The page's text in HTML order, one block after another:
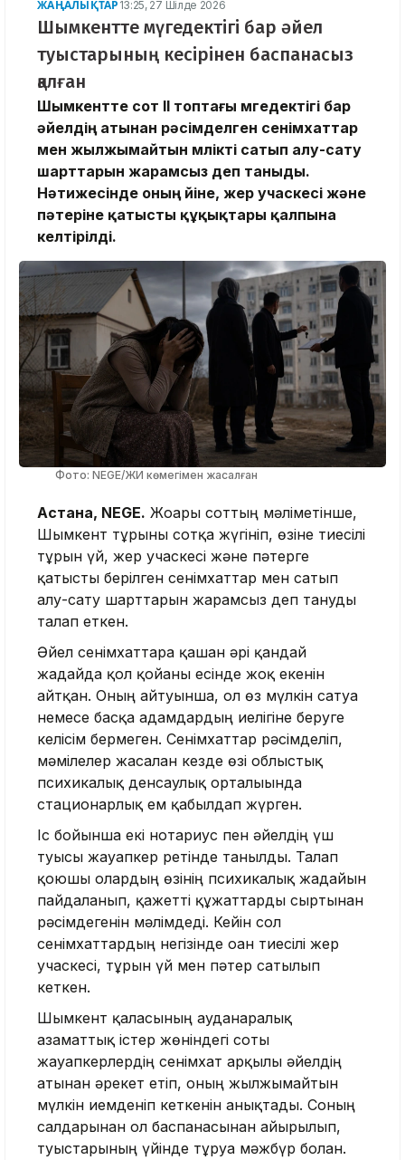
ЖАҢАЛЫҚТАР 13:25, 27 Шілде 2026
Шымкентте мүгедектігі бар әйел
туыстарының кесірінен баспанасыз
қалған
Шымкентте сот ІІ топтағы мүгедектігі бар
әйелдің атынан рәсімделген сенімхаттар
мен жылжымайтын мүлікті сатып алу-сату
шарттарын жарамсыз деп таныды.
Нәтижесінде оның үйіне, жер учаскесі және
пәтеріне қатысты құқықтары қалпына
келтірілді.
Фото: NEGE/ЖИ көмегімен жасалған
Астана, NEGE. Жоғарғы соттың мәліметінше,
Шымкент тұрғыны сотқа жүгініп, өзіне тиесілі
тұрғын үй, жер учаскесі және пәтерге
қатысты берілген сенімхаттар мен сатып
алу-сату шарттарын жарамсыз деп тануды
талап еткен.
Әйел сенімхаттарға қашан әрі қандай
жағдайда қол қойғаны есінде жоқ екенін
айтқан. Оның айтуынша, ол өз мүлкін сатуға
немесе басқа адамдардың иелігіне беруге
келісім бермеген. Сенімхаттар рәсімделіп,
мәмілелер жасалған кезде өзі облыстық
психикалық денсаулық орталығында
стационарлық ем қабылдап жүрген.
Іс бойынша екі нотариус пен әйелдің үш
туысы жауапкер ретінде танылды. Талап
қоюшы олардың өзінің психикалық жағдайын
пайдаланып, қажетті құжаттарды сыртынан
рәсімдегенін мәлімдеді. Кейін сол
сенімхаттардың негізінде оған тиесілі жер
учаскесі, тұрғын үй мен пәтер сатылып
кеткен.
Шымкент қаласының ауданаралық
азаматтық істер жөніндегі соты
жауапкерлердің сенімхат арқылы әйелдің
атынан әрекет етіп, оның жылжымайтын
мүлкін иемденіп кеткенін анықтады. Соның
салдарынан ол баспанасынан айырылып,
туыстарының үйінде тұруға мәжбүр болған.